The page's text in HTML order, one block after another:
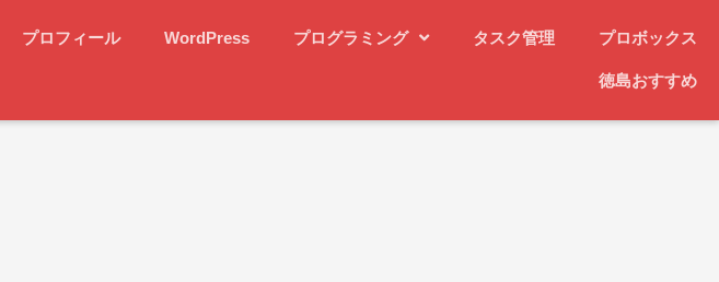
プロフィール WordPress プログラミング タスク管理 プロボックス
徳島おすすめ